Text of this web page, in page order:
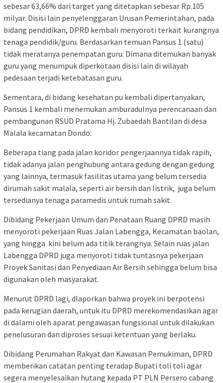
sebesar 63,66% dari target yang ditetapkan sebesar Rp.105
milyar. Disisi lain penyelenggaran Urusan Pemerintahan, pada
bidang pendidikan, DPRD kembali menyoroti terkait kurangnya
tenaga pendidik/guru. Berdasarkan temuan Pansus 1 (satu)
tidak meratanya penempatan guru. Dimana ditemukan banyak
guru yang menumpuk diperkotaan disisi lain di wilayah
pedesaan terjadi ketebatasan guru.
Sementara, di bidang kesehatan pu kembali dipertanyakan,
Pansus 1 kembali menemukan amburadulnya perencanaan dan
pembangunan RSUD Pratama Hj. Zubaedah Bantilan di desa
Malala kecamatan Dondo.
Beberapa tiang pada jalan koridor pengerjaannya tidak rapih,
tidak adanya jalan penghubung antara gedung dengan gedung
yang lainnya, termasuk fasilitas utama yang belum tersedia
dirumah sakit malala, seperti air bersih dan listrik, juga belum
tersedianya tenaga paramedis untuk rumah sakit.
Dibidang Pekerjaan Umum dan Penataan Ruang DPRD masih
menyoroti pekerjaan Ruas Jalan Labengga, Kecamatan baolan,
yang hingga kini belum ada titik terangnya. Selain ruas jalan
Labengga DPRD juga menyoroti tidak tuntasnya pekerjaan
Proyek Sanitasi dan Penyediaan Air Bersih sehingga belum bisa
digunakan oleh masyarakat.
Menurut DPRD lagi, dlaporkan bahwa proyek ini berpotensi
pada kerugian daerah, untuk itu DPRD merekomendasikan agar
di dalami oleh aparat pengawasan fungsional untuk dilakukan
penelusuran dan diproses sesuai ketentuan yang berlaku.
Dibidang Perumahan Rakyat dan Kawasan Pemukiman, DPRD
memberikan catatan penting teradap Bupati toli toli agar
segera menyelesaikan hutang kepada PT PLN Persero cabang